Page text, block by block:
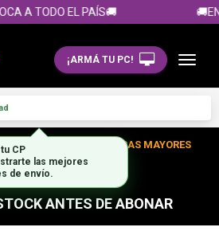
A TODO EL PAÍS🚚
¡ARMÁ TU PC!
DE CABA EN TUS COMPRAS MAYORES
$300.000
ANTES DE ABONAR
CP
las mejores
de envío.